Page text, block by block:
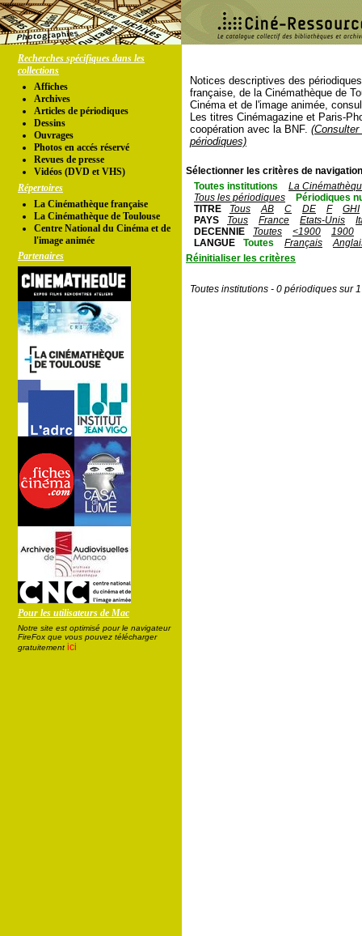
Recherches spécifiques dans les
collections
Affiches
Archives
Articles de périodiques
Dessins
Ouvrages
Photos en accés réservé
Revues de presse
Vidéos (DVD et VHS)
Répertoires
La Cinémathèque française
La Cinémathèque de Toulouse
Centre National du Cinéma et de
l'image animée
Partenaires
Pour les utilisateurs de Mac
Notre site est optimisé pour le navigateur
FireFox que vous pouvez télécharger
gratuitement ici
Notices descriptives des
française, de la Cinémathèque de
Cinéma et de l'image animée,
Les titres Cinémagazine et Paris-
coopération avec la BNF.
périodiques)
Sélectionner les critères de
Toutes institutions
La
Tous les périodiques
Périodiques
TITRE
Tous AB C DE F
GHI
PAYS
Tous France Etats-Unis
DECENNIE
Toutes <1900
1900
LANGUE
Toutes Français
Réinitialiser les critères
Toutes institutions - 0 périodiques sur